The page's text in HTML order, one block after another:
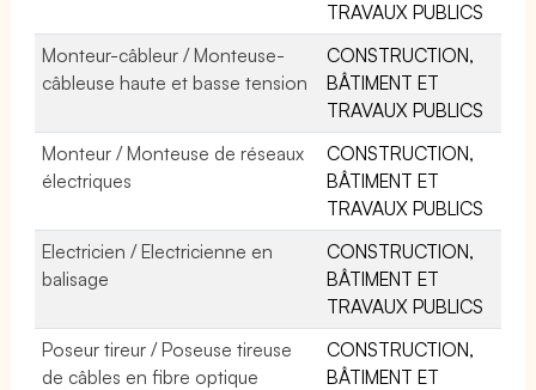
TRAVAUX PUBLICS
Monteur-câbleur / Monteuse-
câbleuse haute et basse tension
CONSTRUCTION,
BÂTIMENT ET
TRAVAUX PUBLICS
Monteur / Monteuse de réseaux
électriques
CONSTRUCTION,
BÂTIMENT ET
TRAVAUX PUBLICS
Electricien / Electricienne en
balisage
CONSTRUCTION,
BÂTIMENT ET
TRAVAUX PUBLICS
Poseur tireur / Poseuse tireuse
de câbles en fibre optique
CONSTRUCTION,
BÂTIMENT ET